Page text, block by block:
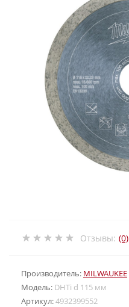
Отзывы: (0)
Производитель: MILWAUKEE
Модель: DHTi d 115 мм
Артикул:4932399552